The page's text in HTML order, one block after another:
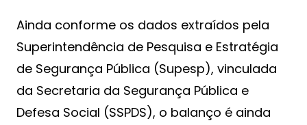
Ainda conforme os dados extraídos pela
Superintendência de Pesquisa e Estratégia
de Segurança Pública (Supesp), vinculada
da Secretaria da Segurança Pública e
Defesa Social (SSPDS), o balanço é ainda